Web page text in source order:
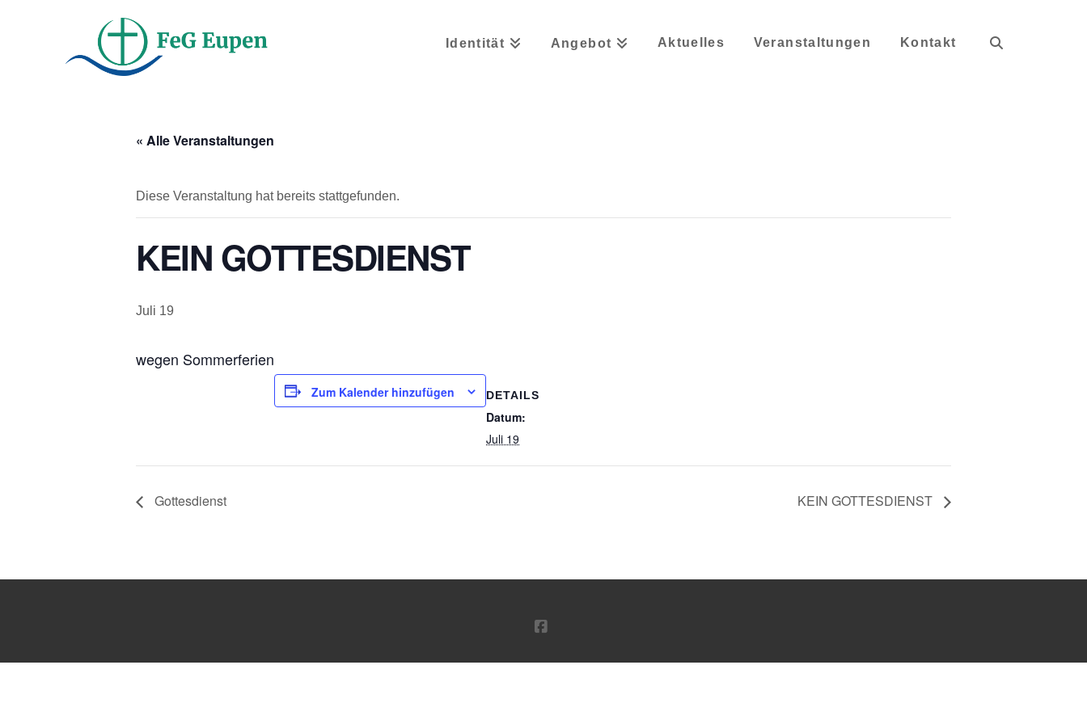
Identität Angebot Aktuelles Veranstaltungen Kontakt
« Alle Veranstaltungen
Diese Veranstaltung hat bereits stattgefunden.
KEIN GOTTESDIENST
Juli 19
wegen Sommerferien
Zum Kalender hinzufügen DETAILS
Datum:
Juli 19
Gottesdienst KEIN GOTTESDIENST